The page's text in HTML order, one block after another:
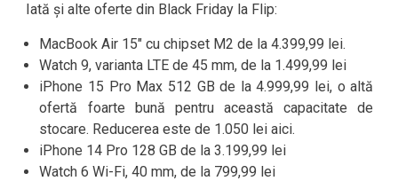
Iată și alte oferte din Black Friday la Flip:
MacBook Air 15″ cu chipset M2 de la 4.399,99 lei.
Watch 9, varianta LTE de 45 mm, de la 1.499,99 lei
iPhone 15 Pro Max 512 GB de la 4.999,99 lei, o altă
ofertă foarte bună pentru această capacitate de
stocare. Reducerea este de 1.050 lei aici.
iPhone 14 Pro 128 GB de la 3.199,99 lei
Watch 6 Wi-Fi, 40 mm, de la 799,99 lei